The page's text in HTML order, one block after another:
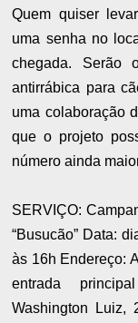
Quem quiser
uma senha no
chegada. Serão
antirrábica para
uma colaboração
que o projeto
número ainda
SERVIÇO:
“Busucão” Data:
às 16h Endereço:
entrada
Washington Luiz,